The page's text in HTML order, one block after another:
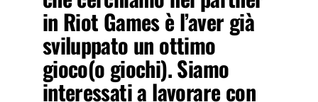
in Riot Games è l’aver già
sviluppato un ottimo
gioco(o giochi). Siamo
interessati a lavorare con